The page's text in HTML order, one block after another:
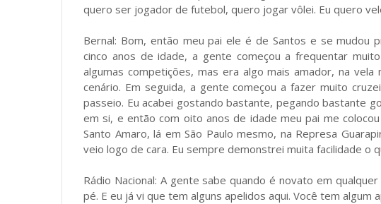
quero ser jogador de futebol, quero jogar vôlei. Eu quero
Bernal: Bom, então meu pai ele é de Santos e se mudou
cinco anos de idade, a gente começou a frequentar
algumas competições, mas era algo mais amador, na
cenário. Em seguida, a gente começou a fazer muito
passeio. Eu acabei gostando bastante, pegando bastante
em si, e então com oito anos de idade meu pai me colocou
Santo Amaro, lá em São Paulo mesmo, na Represa
veio logo de cara. Eu sempre demonstrei muita facilidade o
Rádio Nacional: A gente sabe quando é novato em
pé. E eu já vi que tem alguns apelidos aqui. Você tem algum